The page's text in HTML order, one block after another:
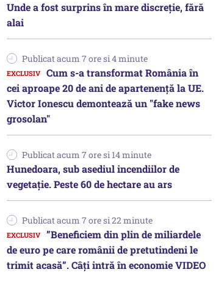
Unde a fost surprins în mare discreție, fără
alai
Publicat acum 7 ore si 4 minute
Cum s-a transformat România în
cei aproape 20 de ani de apartenență la UE.
Victor Ionescu demontează un "fake news
grosolan"
Publicat acum 7 ore si 14 minute
Hunedoara, sub asediul incendiilor de
vegetație. Peste 60 de hectare au ars
Publicat acum 7 ore si 22 minute
”Beneficiem din plin de miliardele
de euro pe care românii de pretutindeni le
trimit acasă”. Câți intră în economie VIDEO